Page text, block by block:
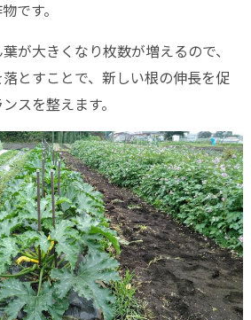
です。
が大きくなり枚数が増えるので、
とすことで、新しい根の伸長を促
スを整えます。